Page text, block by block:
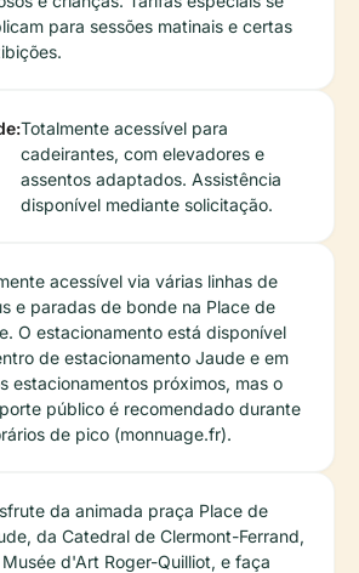
para sessões matinais e certas
Totalmente acessível para
cadeirantes, com elevadores e
assentos adaptados. Assistência
disponível mediante solicitação.
acessível via várias linhas de
e paradas de bonde na Place de
O estacionamento está disponível
de estacionamento Jaude e em
estacionamentos próximos, mas o
público é recomendado durante
de pico (monnuage.fr).
da animada praça Place de
da Catedral de Clermont-Ferrand,
d'Art Roger-Quilliot, e faça